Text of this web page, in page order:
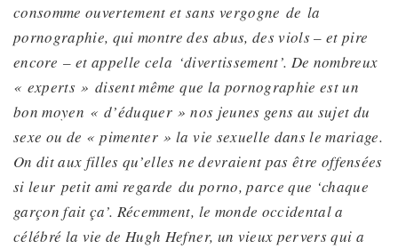
consomme ouvertement et sans vergogne de la
pornographie, qui montre des abus, des viols – et pire
encore – et appelle cela ‘divertissement’. De nombreux
« experts »disent même que la pornographie est un
bon moyen « d’éduquer » nos jeunes gens au sujet du
sexe ou de « pimenter » la vie sexuelle dans le mariage.
On dit aux filles qu’elles ne devraient pas être offensées
si leur petit amiregarde du porno, parce que ‘chaque
garçon fait ça’. Récemment, le monde occidental a
célébré la vie de Hugh Hefner, un vieux pervers qui a